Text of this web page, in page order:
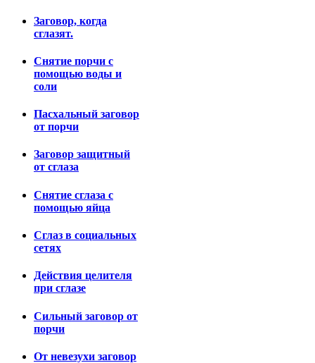
Заговор, когда
сглазят.
Снятие порчи с
помощью воды и
соли
Пасхальный заговор
от порчи
Заговор защитный
от сглаза
Снятие сглаза с
помощью яйца
Сглаз в социальных
сетях
Действия целителя
при сглазе
Сильный заговор от
порчи
От невезухи заговор